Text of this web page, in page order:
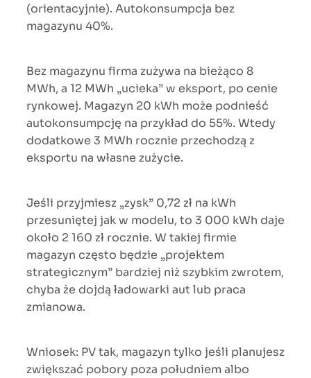
(orientacyjnie). Autokonsumpcja bez
magazynu 40%.
Bez magazynu firma zużywa na bieżąco 8
MWh, a 12 MWh „ucieka” w eksport, po cenie
rynkowej. Magazyn 20 kWh może podnieść
autokonsumpcję na przykład do 55%. Wtedy
dodatkowe 3 MWh rocznie przechodzą z
eksportu na własne zużycie.
Jeśli przyjmiesz „zysk” 0,72 zł na kWh
przesuniętej jak w modelu, to 3 000 kWh daje
około 2 160 zł rocznie. W takiej firmie
magazyn często będzie „projektem
strategicznym” bardziej niż szybkim zwrotem,
chyba że dojdą ładowarki aut lub praca
zmianowa.
Wniosek: PV tak, magazyn tylko jeśli planujesz
zwiększać pobory poza południem albo